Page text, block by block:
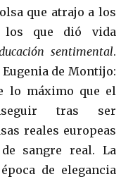
que atrajo a los
los que dió vida
sentimental.
de Montijo:
lo máximo que el
tras ser
reales europeas
sangre real. La
de elegancia